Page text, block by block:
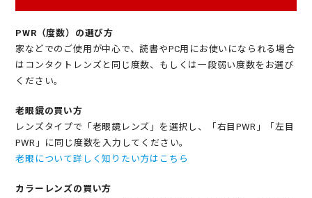
PWR（度数）の選び方
家などでのご使用が中心で、読書やPC用にお使いになられる場合
はコンタクトレンズと同じ度数、もしくは一段弱い度数をお選び
ください。
老眼鏡の買い方
レンズタイプで「老眼鏡レンズ」を選択し、「右目PWR」「左目
PWR」に同じ度数を入力してください。
老眼について詳しく知りたい方はこちら
カラーレンズの買い方